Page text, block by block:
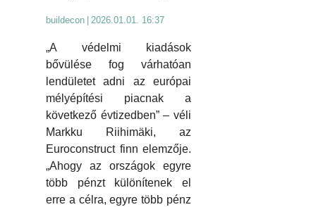
buildecon 2026.01.01. 16:37
„A védelmi kiadások
bővülése fog várhatóan
lendületet adni az európai
mélyépítési piacnak a
következő évtizedben” – véli
Markku Riihimäki, az
Euroconstruct finn elemzője.
„Ahogy az országok egyre
több pénzt különítenek el
erre a célra, egyre több pénz